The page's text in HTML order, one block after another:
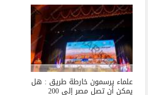
علماء يرسمون خارطة طريق : هل
يمكن أن تصل مصر إلى 200